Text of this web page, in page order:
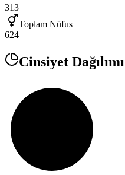
313
Toplam Nüfus
624
Cinsiyet Dağılımı